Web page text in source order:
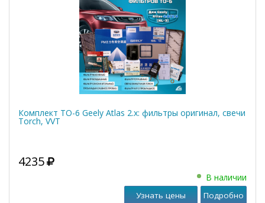
Комплект ТО-6 Geely Atlas 2.x: фильтры оригинал, свечи
Torch, VVT
4235
В наличии
Узнать цены Подробно